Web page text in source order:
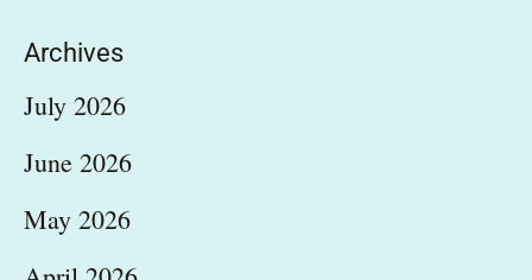
Archives
July 2026
June 2026
May 2026